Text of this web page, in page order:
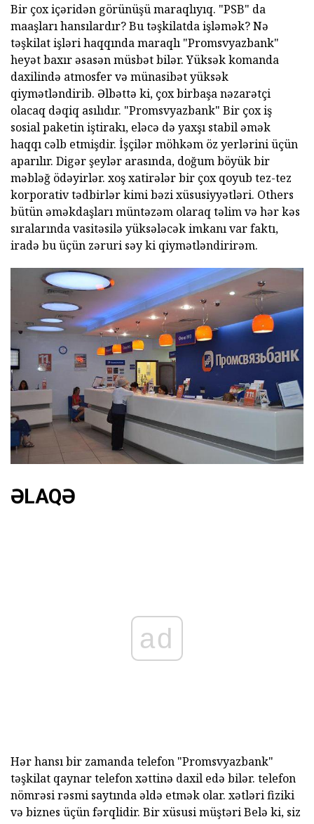
Bir çox içəridən görünüşü maraqlıyıq. "PSB" da
maaşları hansılardır? Bu təşkilatda işləmək? Nə
təşkilat işləri haqqında maraqlı "Promsvyazbank"
heyət baxır əsasən müsbət bilər. Yüksək komanda
daxilində atmosfer və münasibət yüksək
qiymətləndirib. Əlbəttə ki, çox birbaşa nəzarətçi
olacaq dəqiq asılıdır. "Promsvyazbank" Bir çox iş
sosial paketin iştirakı, eləcə də yaxşı stabil əmək
haqqı cəlb etmişdir. İşçilər möhkəm öz yerlərini üçün
aparılır. Digər şeylər arasında, doğum böyük bir
məbləğ ödəyirlər. xoş xatirələr bir çox qoyub tez-tez
korporativ tədbirlər kimi bəzi xüsusiyyətləri. Others
bütün əməkdaşları müntəzəm olaraq təlim və hər kəs
sıralarında vasitəsilə yüksələcək imkanı var faktı,
iradə bu üçün zəruri səy ki qiymətləndirirəm.
ƏLAQƏ
ad
Hər hansı bir zamanda telefon "Promsvyazbank"
təşkilat qaynar telefon xəttinə daxil edə bilər. telefon
nömrəsi rəsmi saytında əldə etmək olar. xətləri fiziki
və biznes üçün fərqlidir. Bir xüsusi müştəri Belə ki, siz